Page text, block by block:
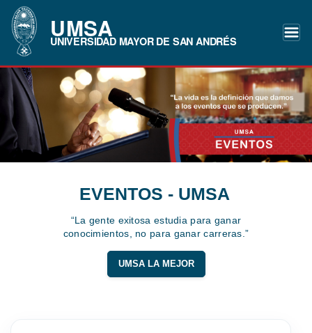
UMSA
UNIVERSIDAD MAYOR DE SAN ANDRÉS
EVENTOS - UMSA
“La gente exitosa estudia para ganar
conocimientos, no para ganar carreras.”
UMSA LA MEJOR